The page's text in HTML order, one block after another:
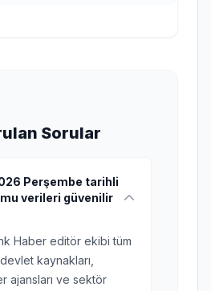
Sorular
Perşembe tarihli
verileri güvenilir
Haber editör ekibi tüm
kaynakları,
ajansları ve sektör